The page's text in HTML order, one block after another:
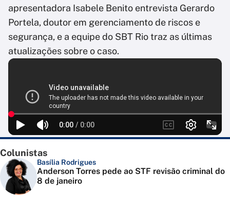
apresentadora Isabele Benito entrevista Gerardo
Portela, doutor em gerenciamento de riscos e
segurança, e a equipe do SBT Rio traz as últimas
atualizações sobre o caso.
Colunistas
Basília Rodrigues
Anderson Torres pede ao STF revisão criminal do
8 de janeiro